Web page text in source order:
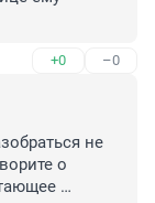
+0 –0
не
о